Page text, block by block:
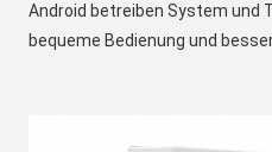
Android betreiben System und
bequeme Bedienung und